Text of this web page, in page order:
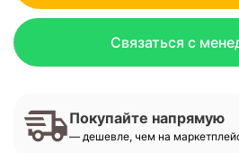
Связаться с
Покупайте напрямую
— дешевле, чем на